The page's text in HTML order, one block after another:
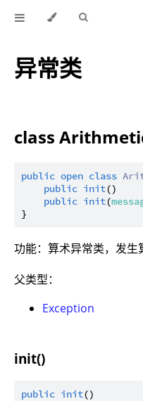
异常类
class
public open class
public init()
public init(
功能：算术异常类，发生
父类型：
Exception
init()
public init